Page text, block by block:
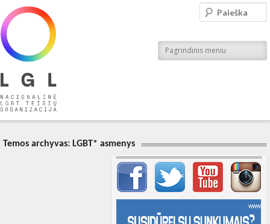
Nacionalinė LGBT teisių organizacija
Pagrindinis meniu
Paieška
Temos archyvas: LGBT* asmenys
Svarbių įrašų meniu